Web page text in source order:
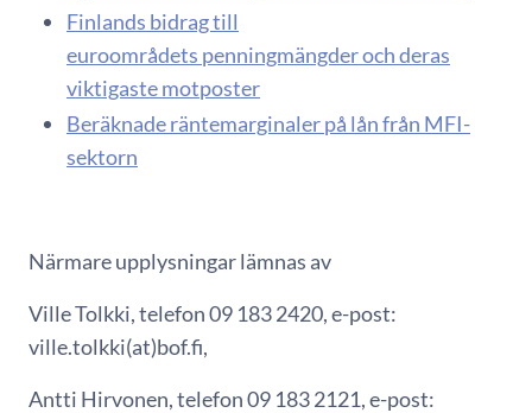
Finlands bidrag till
euroområdets penningmängder och deras
viktigaste motposter
Beräknade räntemarginaler på lån från MFI-
sektorn
Närmare upplysningar lämnas av
Ville Tolkki, telefon 09 183 2420, e-post:
ville.tolkki(at)bof.fi,
Antti Hirvonen, telefon 09 183 2121, e-post: